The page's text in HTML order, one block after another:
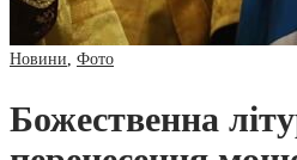
Новини Фото
Божественна